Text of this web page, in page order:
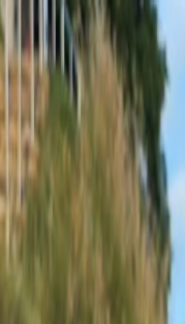
Sobota, 8. augusta 2026 Meniny má Oskar